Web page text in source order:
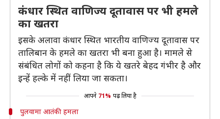
कंधार स्थित वाणिज्य दूतावास पर भी हमले
का खतरा
इसके अलावा कंधार स्थित भारतीय वाणिज्य दूतावास पर
तालिबान के हमले का खतरा भी बना हुआ है। मामले से
संबंधित लोगों को कहना है कि ये खतरे बेहद गंभीर है और
इन्हें हल्के में नहीं लिया जा सकता।
आपने 71% पढ़ लिया है
पुलवामा आतंकी हमला